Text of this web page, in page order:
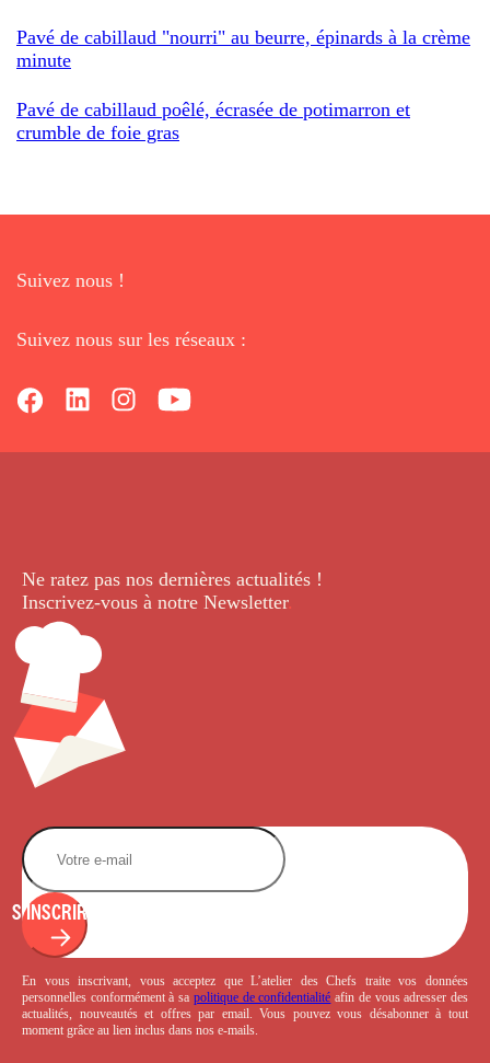
Pavé de cabillaud "nourri" au beurre, épinards à la crème
minute
Pavé de cabillaud poêlé, écrasée de potimarron et
crumble de foie gras
Suivez nous !
Suivez nous sur les réseaux :
Ne ratez pas nos dernières actualités !
Inscrivez-vous à notre Newsletter.
S'INSCRIRE
En vous inscrivant, vous acceptez que L’atelier des Chefs traite vos données
personnelles conformément à sa politique de confidentialité afin de vous adresser des
actualités, nouveautés et offres par email. Vous pouvez vous désabonner à tout
moment grâce au lien inclus dans nos e-mails.